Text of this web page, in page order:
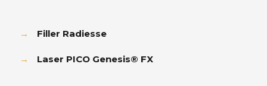
→ Filler Radiesse
→ Laser PICO Genesis® FX